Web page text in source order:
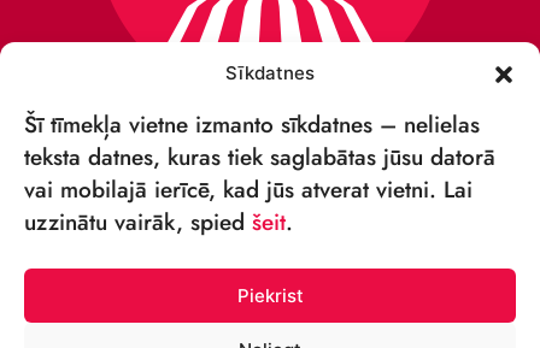
Sīkdatnes
Šī tīmekļa vietne izmanto sīkdatnes – nelielas
teksta datnes, kuras tiek saglabātas jūsu datorā
vai mobilajā ierīcē, kad jūs atverat vietni. Lai
uzzinātu vairāk, spied šeit.
Piekrist
VSIA „RĪGAS CIRKS”
Merķeļa iela 4,
Rīga, LV-1050, Latvija
Reģ. Nr.: 40003027789